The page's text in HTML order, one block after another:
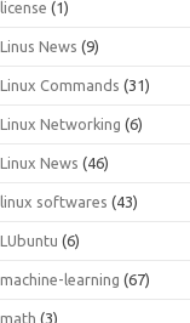
license (1)
Linus News (9)
Linux Commands (31)
Linux Networking (6)
Linux News (46)
linux softwares (43)
LUbuntu (6)
machine-learning (67)
math (3)